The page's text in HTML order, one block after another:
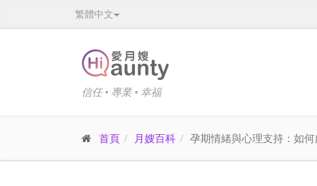
繁體中文
信任 • 專業 • 幸福
首頁 月嫂百科 孕期情緒與心理支持：如